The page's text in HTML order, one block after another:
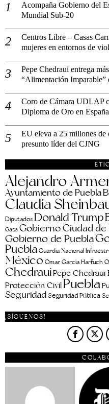
Acompaña Gobierno del
Mundial Sub-20
Centros Libre – Casas
mujeres en entornos de
Pepe Chedraui entrega
“Alimentación Imparable”
Coro de Cámara UDLAP
Diploma de Oro en España
EU eleva a 25 millones de
presunto líder del CJNG
Alejandro
Ayuntamiento de Puebla
Claudia
Diputados Donald Trump
Gaza Gobierno Ciudad de
Gobierno de Puebla
PueblaGuardia Nacional
México Omar García Harfuch
ChedrauiPepe Chedraui
Protección Civil Puebla
SeguridadSeguridad Pública
¡SÍGUENOS!